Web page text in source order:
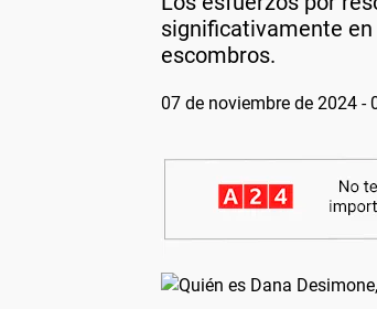
significativamente
escombros.
07 de noviembre de 2024 -